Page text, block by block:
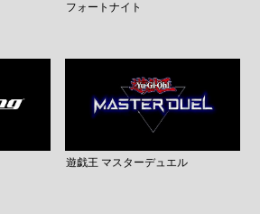
フォートナイト
遊戯王 マスターデュエル